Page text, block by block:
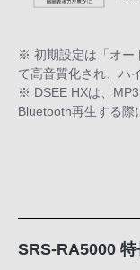
※ 初期設定は「オー
て高音質化され、ハ
※ DSEE HXは、
Bluetooth再生する際
SRS-RA5000 特